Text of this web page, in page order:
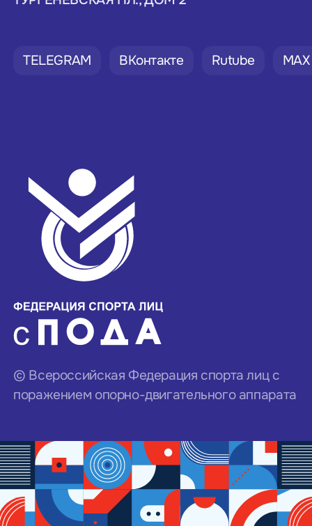
TELEGRAM ВКонтакте Rutube MAX
© Всероссийская Федерация спорта лиц с
поражением опорно-двигательного аппарата